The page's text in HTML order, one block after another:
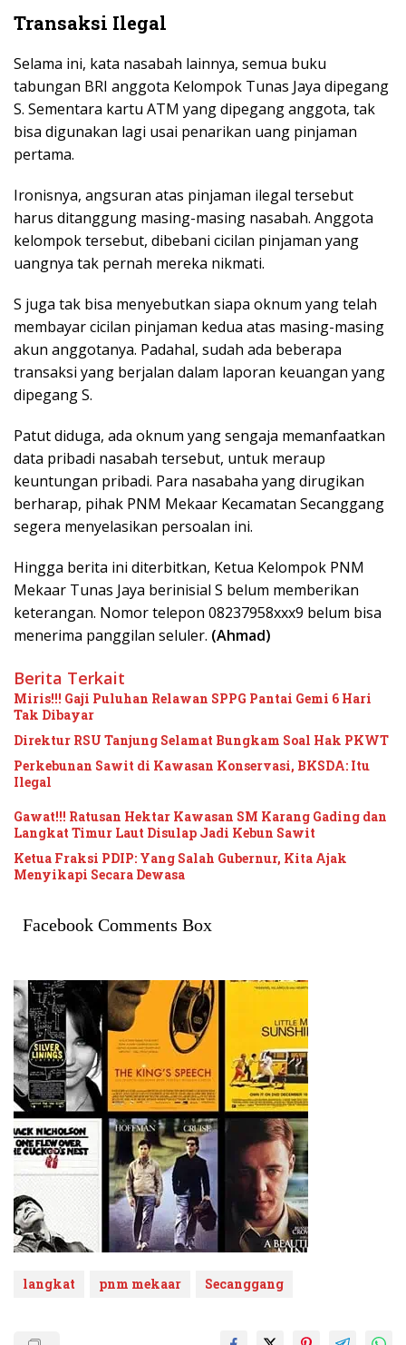
Transaksi Ilegal
Selama ini, kata nasabah lainnya, semua buku
tabungan BRI anggota Kelompok Tunas Jaya dipegang
S. Sementara kartu ATM yang dipegang anggota, tak
bisa digunakan lagi usai penarikan uang pinjaman
pertama.
Ironisnya, angsuran atas pinjaman ilegal tersebut
harus ditanggung masing-masing nasabah. Anggota
kelompok tersebut, dibebani cicilan pinjaman yang
uangnya tak pernah mereka nikmati.
S juga tak bisa menyebutkan siapa oknum yang telah
membayar cicilan pinjaman kedua atas masing-masing
akun anggotanya. Padahal, sudah ada beberapa
transaksi yang berjalan dalam laporan keuangan yang
dipegang S.
Patut diduga, ada oknum yang sengaja memanfaatkan
data pribadi nasabah tersebut, untuk meraup
keuntungan pribadi. Para nasabaha yang dirugikan
berharap, pihak PNM Mekaar Kecamatan Secanggang
segera menyelasikan persoalan ini.
Hingga berita ini diterbitkan, Ketua Kelompok PNM
Mekaar Tunas Jaya berinisial S belum memberikan
keterangan. Nomor telepon 08237958xxx9 belum bisa
menerima panggilan seluler. (Ahmad)
Berita Terkait
Miris!!! Gaji Puluhan Relawan SPPG Pantai Gemi 6 Hari
Tak Dibayar
Direktur RSU Tanjung Selamat Bungkam Soal Hak PKWT
Perkebunan Sawit di Kawasan Konservasi, BKSDA: Itu
Ilegal
Gawat!!! Ratusan Hektar Kawasan SM Karang Gading dan
Langkat Timur Laut Disulap Jadi Kebun Sawit
Ketua Fraksi PDIP: Yang Salah Gubernur, Kita Ajak
Menyikapi Secara Dewasa
Facebook Comments Box
langkat pnm mekaar Secanggang